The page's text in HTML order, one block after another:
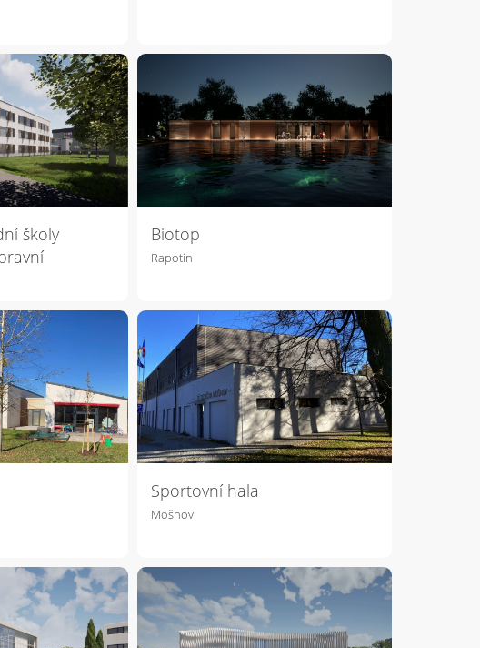
školy
Biotop
Rapotín
Sportovní hala
Mošnov